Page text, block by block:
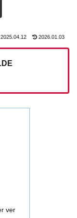
2025.04.12 2026.01.03
ver